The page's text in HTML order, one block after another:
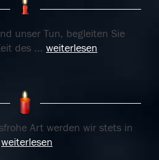
unser Tun, begleiten Sie
des ... weiterlesen
Art werden wir stets in
weiterlesen